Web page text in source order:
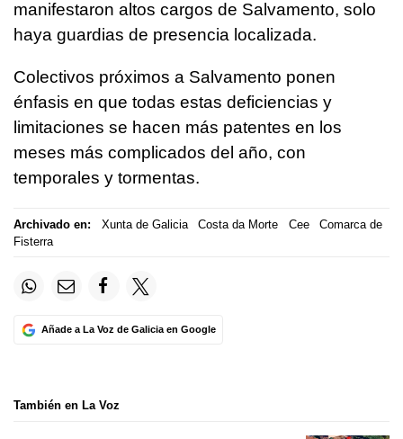
manifestaron altos cargos de Salvamento, solo
haya guardias de presencia localizada.
Colectivos próximos a Salvamento ponen
énfasis en que todas estas deficiencias y
limitaciones se hacen más patentes en los
meses más complicados del año, con
temporales y tormentas.
Archivado en: Xunta de Galicia Costa da Morte Cee
Comarca de
Fisterra
Añade a La Voz de Galicia en Google
También en La Voz